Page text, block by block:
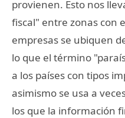
provienen. Esto nos
fiscal" entre zonas con
empresas se ubiquen
lo que el término
a los países con tipos
asimismo se usa a
los que la información